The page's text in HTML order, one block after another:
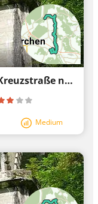
Mit der Bahn in die Berge: Von Kreuzstraße nach Darching entlang der Mangfall
Medium